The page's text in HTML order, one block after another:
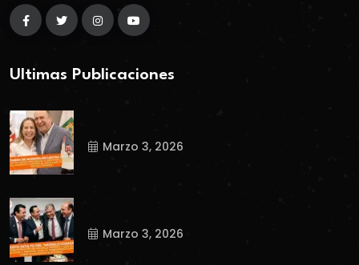
Ultimas Publicaciones
Marzo 3, 2026
Marzo 3, 2026